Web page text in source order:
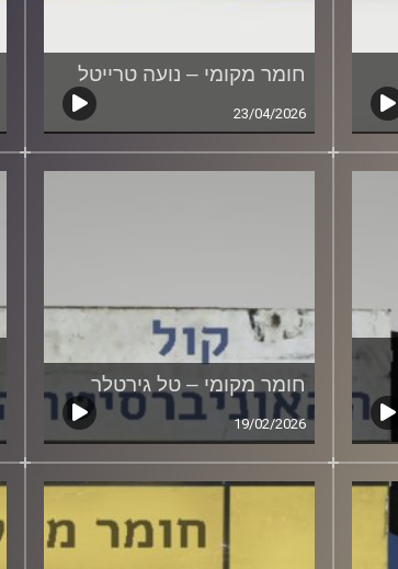
חומר מקומי – נועה טרייטל
23/04/2026
חומר מקומי – טל גירטלר
19/02/2026